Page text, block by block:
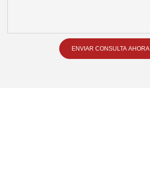
ENVIAR CONSULTA AHORA